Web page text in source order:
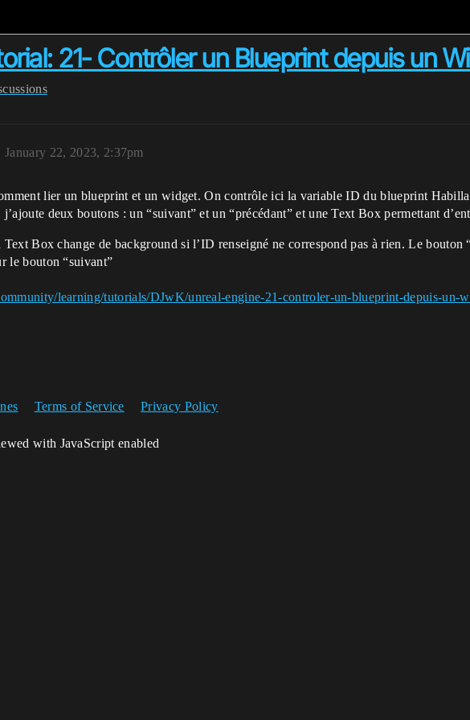
21- Contrôler un Blueprint depuis un
January 22, 2023, 2:37pm
lier un blueprint et un widget. On contrôle ici la variable ID du blueprint
deux boutons : un “suivant” et un “précédant” et une Text Box permettant
Box change de background si l’ID renseigné ne correspond pas à rien. Le bouton
le bouton “suivant”
learning/tutorials/DJwK/unreal-engine-21-controler-un-blueprint-depuis-un-
Terms of Service Privacy Policy
with JavaScript enabled